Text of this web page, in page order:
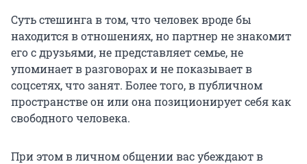
Суть стешинга в том, что человек вроде бы
находится в отношениях, но партнер не знакомит
его с друзьями, не представляет семье, не
упоминает в разговорах и не показывает в
соцсетях, что занят. Более того, в публичном
пространстве он или она позиционирует себя как
свободного человека.
При этом в личном общении вас убеждают в